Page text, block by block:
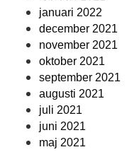
januari 2022
december 2021
november 2021
oktober 2021
september 2021
augusti 2021
juli 2021
juni 2021
maj 2021